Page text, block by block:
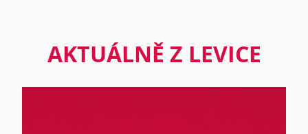
AKTUÁLNĚ Z LEVICE